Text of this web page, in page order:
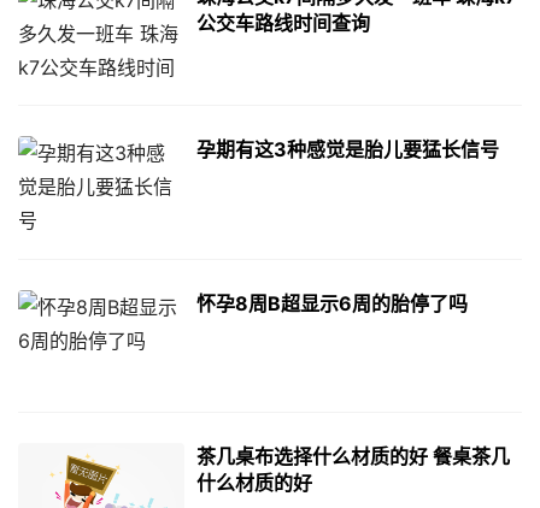
公交车路线时间查询
孕期有这3种感觉是胎儿要猛长信号
怀孕8周B超显示6周的胎停了吗
茶几桌布选择什么材质的好 餐桌茶几
什么材质的好